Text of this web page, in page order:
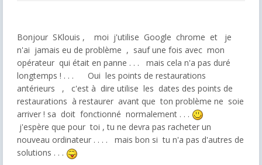
Bonjour SKlouis , moi j'utilise Google chrome et je
n'ai jamais eu de problème , sauf une fois avec mon
opérateur qui était en panne . . . mais cela n'a pas duré
longtemps ! . . . Oui les points de restaurations
antérieurs , c'est à dire utilise les dates des points de
restaurations à restaurer avant que ton problème ne soie
arriver ! sa doit fonctionné normalement . . .
j'espère que pour toi , tu ne devra pas racheter un
nouveau ordinateur . . . . mais bon si tu n'a pas d'autres de
solutions . . .